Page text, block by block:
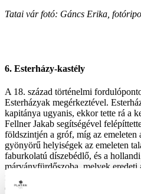
Tatai vár fotó: Gáncs Erika,
6. Esterházy-kastély
A 18. század történelmi
Esterházyak megérkeztével.
kapitánya ugyanis, ekkor tette rá a
Fellner Jakab segítségével
földszintjén a gróf, míg az
gyönyörű helyiségek az emeleten
faburkolatú díszebédlő, és a hollandi
márványfürdőszoba, melyek eredeti
megmaradtak az utókor csodájára.
épületként imponál az arra